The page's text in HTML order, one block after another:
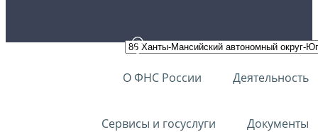
О ФНС России Деятельность
Сервисы и госуслуги Документы